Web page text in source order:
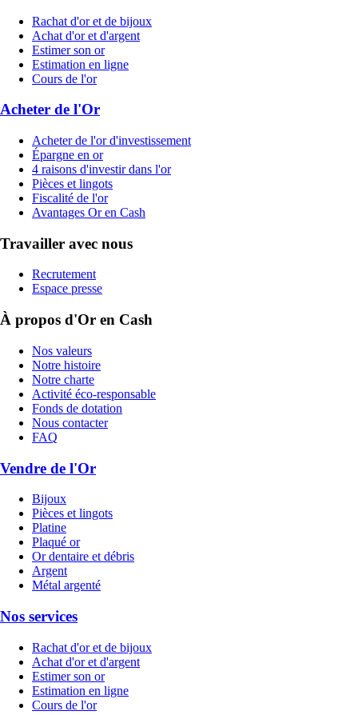
Rachat d'or et de bijoux
Achat d'or et d'argent
Estimer son or
Estimation en ligne
Cours de l'or
Acheter de l'Or
Acheter de l'or d'investissement
Épargne en or
4 raisons d'investir dans l'or
Pièces et lingots
Fiscalité de l'or
Avantages Or en Cash
Travailler avec nous
Recrutement
Espace presse
À propos d'Or en Cash
Nos valeurs
Notre histoire
Notre charte
Activité éco-responsable
Fonds de dotation
Nous contacter
FAQ
Vendre de l'Or
Bijoux
Pièces et lingots
Platine
Plaqué or
Or dentaire et débris
Argent
Métal argenté
Nos services
Rachat d'or et de bijoux
Achat d'or et d'argent
Estimer son or
Estimation en ligne
Cours de l'or